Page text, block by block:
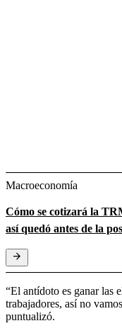
Macroeconomía
Cómo se cotizará la
así quedó antes de la
“El antídoto es ganar las
trabajadores, así no
puntualizó.